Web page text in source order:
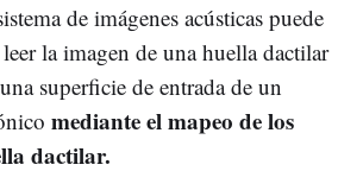
de imágenes acústicas puede
la imagen de una huella dactilar
superficie de entrada de un
mediante el mapeo de los
dactilar.